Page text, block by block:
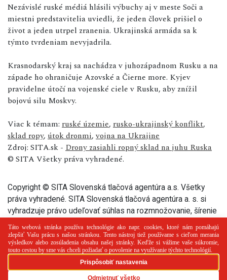
Nezávislé ruské médiá hlásili výbuchy aj v meste Soči a
miestni predstavitelia uviedli, že jeden človek prišiel o
život a jeden utrpel zranenia. Ukrajinská armáda sa k
týmto tvrdeniam nevyjadrila.
Krasnodarský kraj sa nachádza v juhozápadnom Rusku a na
západe ho ohraničuje Azovské a Čierne more. Kyjev
pravidelne útočí na vojenské ciele v Rusku, aby znížil
bojovú silu Moskvy.
Viac k témam: ruské územie, rusko-ukrajinský konflikt,
sklad ropy, útok dronmi,vojna na Ukrajine
Zdroj: SITA.sk - Drony zasiahli ropný sklad na juhu Ruska
© SITA Všetky práva vyhradené.
Copyright © SITA Slovenská tlačová agentúra a.s. Všetky
práva vyhradené. SITA Slovenská tlačová agentúra a. s. si
vyhradzuje právo udeľovať súhlas na rozmnožovanie, šírenie